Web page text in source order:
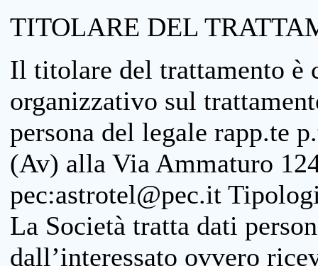
TITOLARE DEL
Il titolare del trattamento è
organizzativo sul
persona del legale rapp.te
(Av) alla Via Ammaturo
pec:astrotel@pec.it
La Società tratta dati
dall’interessato ovvero